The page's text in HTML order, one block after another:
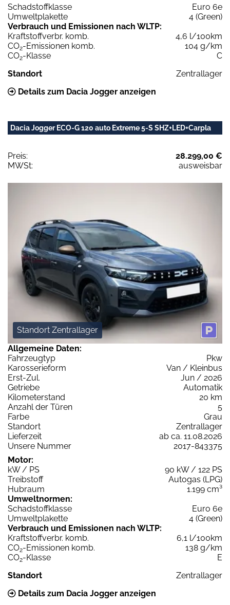
Schadstoffklasse
Euro 6e
Umweltplakette
4 (Green)
Verbrauch und Emissionen nach WLTP:
Kraftstoffverbr. komb.
4,6 l/100km
CO2-Emissionen komb.
104 g/km
CO2-Klasse
C
Standort
Zentrallager
Details zum Dacia Jogger anzeigen
Dacia Jogger ECO-G 120 auto Extreme 5-S SHZ+LED+Carpla
Preis:
28.299,00 €
MWSt:
ausweisbar
Standort Zentrallager
Allgemeine Daten:
Fahrzeugtyp
Pkw
Karosserieform
Van / Kleinbus
Erst-Zul.
Jun / 2026
Getriebe
Automatik
Kilometerstand
20 km
Anzahl der Türen
5
Farbe
Grau
Standort
Zentrallager
Lieferzeit
ab ca. 11.08.2026
Unsere Nummer
2017-843375
Motor:
kW / PS
90 kW / 122 PS
Treibstoff
Autogas (LPG)
Hubraum
1.199 cm³
Umweltnormen:
Schadstoffklasse
Euro 6e
Umweltplakette
4 (Green)
Verbrauch und Emissionen nach WLTP:
Kraftstoffverbr. komb.
6,1 l/100km
CO2-Emissionen komb.
138 g/km
CO2-Klasse
E
Standort
Zentrallager
Details zum Dacia Jogger anzeigen